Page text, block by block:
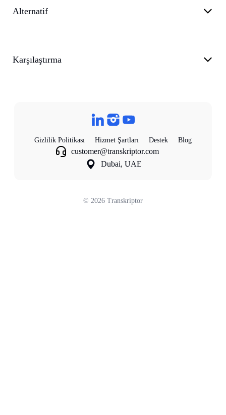
Alternatif
Karşılaştırma
Gizlilik Politikası Hizmet Şartları Destek Blog
customer@transkriptor.com
Dubai, UAE
© 2026 Transkriptor